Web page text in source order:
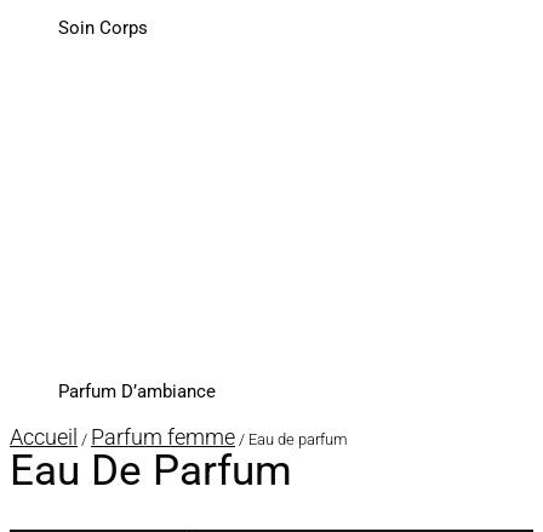
Soin Corps
Parfum D’ambiance
Accueil / Parfum femme / Eau de parfum
Eau De Parfum